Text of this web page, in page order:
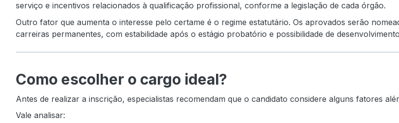
serviço e incentivos relacionados à qualificação profissional, conforme a legislação de cada órgão.
Outro fator que aumenta o interesse pelo certame é o regime estatutário. Os aprovados serão
carreiras permanentes, com estabilidade após o estágio probatório e possibilidade de
Como escolher o cargo ideal?
Antes de realizar a inscrição, especialistas recomendam que o candidato considere alguns fatores
Vale analisar: